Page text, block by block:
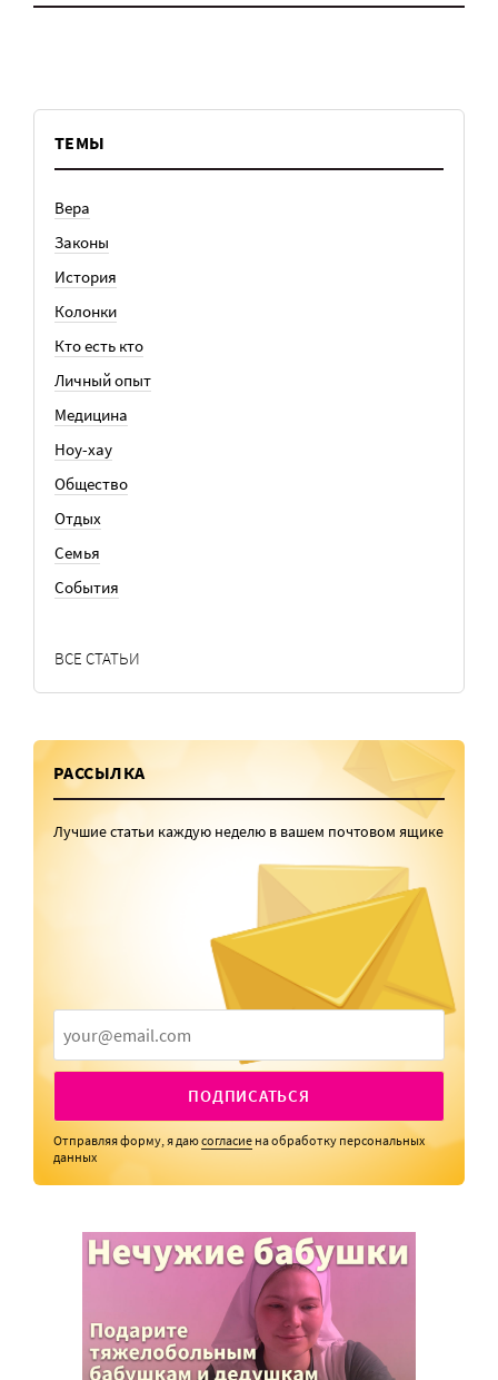
ТЕМЫ
Вера
Законы
История
Колонки
Кто есть кто
Личный опыт
Медицина
Ноу-хау
Общество
Отдых
Семья
События
ВСЕ СТАТЬИ
РАССЫЛКА
Лучшие статьи каждую неделю в вашем почтовом ящике
ПОДПИСАТЬСЯ
Отправляя форму, я даюсогласие на обработку персональных
данных